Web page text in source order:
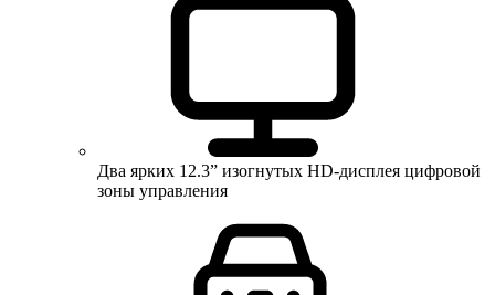
Два ярких 12.3” изогнутых HD-дисплея цифровой
зоны управления